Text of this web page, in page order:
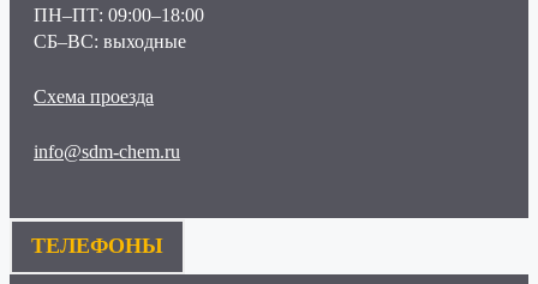
ПН–ПТ: 09:00–18:00
СБ–ВС: выходные
Схема проезда
info@sdm-chem.ru
ТЕЛЕФОНЫ